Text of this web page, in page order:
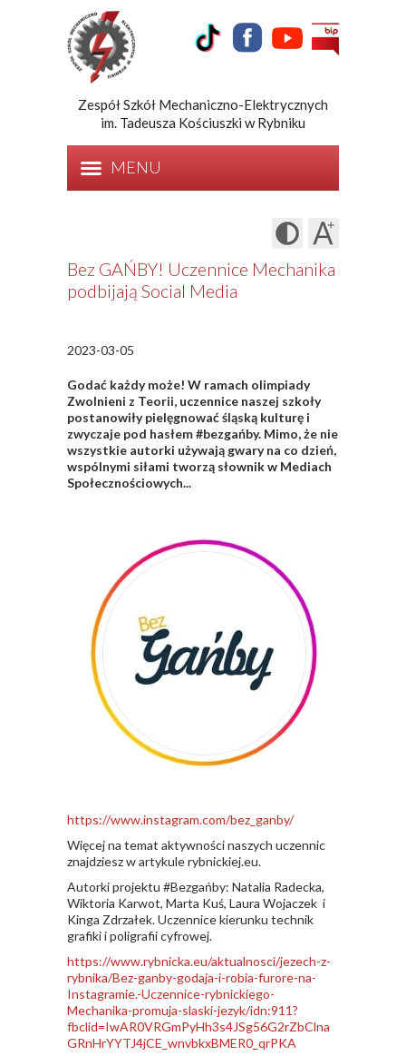
Zespół Szkół Mechaniczno-Elektrycznych
im. Tadeusza Kościuszki w Rybniku
MENU
Bez GAŃBY! Uczennice Mechanika
podbijają Social Media
2023-03-05
Godać każdy może! W ramach olimpiady
Zwolnieni z Teorii, uczennice naszej szkoły
postanowiły pielęgnować śląską kulturę i
zwyczaje pod hasłem#bezgańby. Mimo, że nie
wszystkie autorki używają gwary na co dzień,
wspólnymi siłami tworzą słownik w Mediach
Społecznościowych...
https://www.instagram.com/bez_ganby/
Więcej na temat aktywności naszych uczennic
znajdziesz w artykule rybnickiej.eu.
Autorki projektu #Bezgańby: Natalia Radecka,
Wiktoria Karwot, Marta Kuś, Laura Wojaczek i
Kinga Zdrzałek. Uczennice kierunku technik
grafiki i poligrafii cyfrowej.
https://www.rybnicka.eu/aktualnosci/jezech-z-
rybnika/Bez-ganby-godaja-i-robia-furore-na-
Instagramie.-Uczennice-rybnickiego-
Mechanika-promuja-slaski-jezyk/idn:911?
fbclid=IwAR0VRGmPyHh3s4JSg56G2rZbClna
GRnHrYYTJ4jCE_wnvbkxBMER0_qrPKA